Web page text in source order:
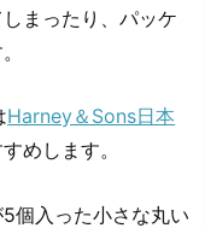
まったり、パッケ
Harney＆Sons日本
めします。
個入った小さな丸い